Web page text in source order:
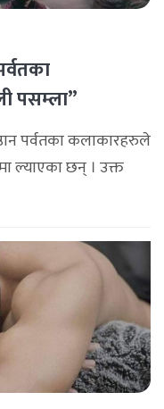
पसम्ला”
पर्वतका कलाकारहरुले
ल्याएका छन् । उक्त
गरिएको हो। गीतको